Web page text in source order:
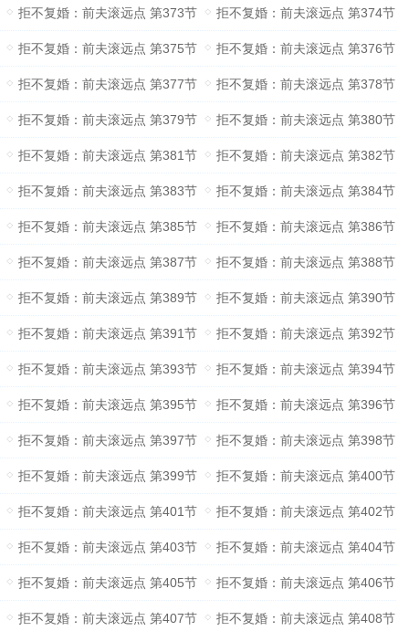
拒不复婚：前夫滚远点 第373节 拒不复婚：前夫滚远点 第374节
拒不复婚：前夫滚远点 第375节 拒不复婚：前夫滚远点 第376节
拒不复婚：前夫滚远点 第377节 拒不复婚：前夫滚远点 第378节
拒不复婚：前夫滚远点 第379节 拒不复婚：前夫滚远点 第380节
拒不复婚：前夫滚远点 第381节 拒不复婚：前夫滚远点 第382节
拒不复婚：前夫滚远点 第383节 拒不复婚：前夫滚远点 第384节
拒不复婚：前夫滚远点 第385节 拒不复婚：前夫滚远点 第386节
拒不复婚：前夫滚远点 第387节 拒不复婚：前夫滚远点 第388节
拒不复婚：前夫滚远点 第389节 拒不复婚：前夫滚远点 第390节
拒不复婚：前夫滚远点 第391节 拒不复婚：前夫滚远点 第392节
拒不复婚：前夫滚远点 第393节 拒不复婚：前夫滚远点 第394节
拒不复婚：前夫滚远点 第395节 拒不复婚：前夫滚远点 第396节
拒不复婚：前夫滚远点 第397节 拒不复婚：前夫滚远点 第398节
拒不复婚：前夫滚远点 第399节 拒不复婚：前夫滚远点 第400节
拒不复婚：前夫滚远点 第401节 拒不复婚：前夫滚远点 第402节
拒不复婚：前夫滚远点 第403节 拒不复婚：前夫滚远点 第404节
拒不复婚：前夫滚远点 第405节 拒不复婚：前夫滚远点 第406节
拒不复婚：前夫滚远点 第407节 拒不复婚：前夫滚远点 第408节